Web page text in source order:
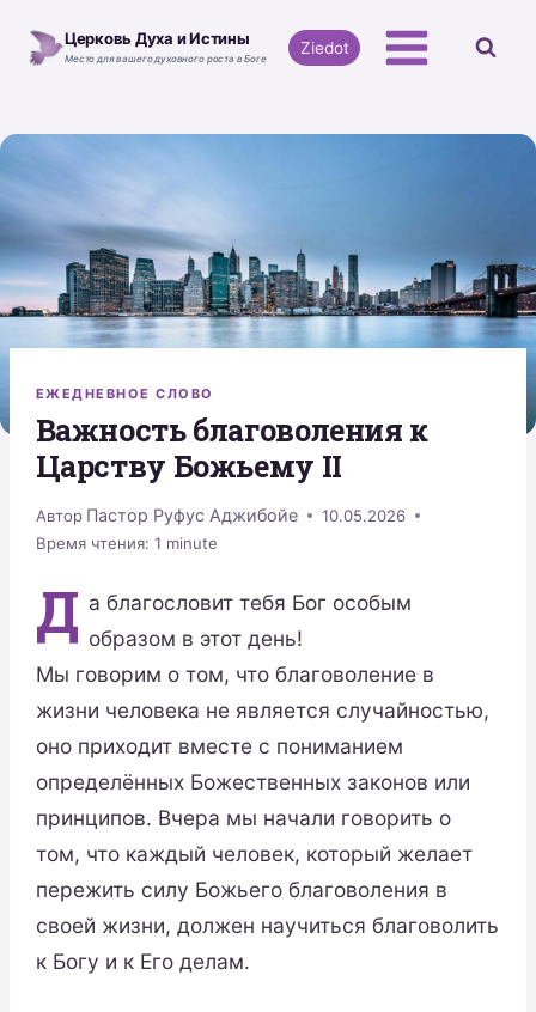
Церковь Духа и Истины
Место для вашего духовного роста в Боге
Ziedot
ЕЖЕДНЕВНОЕ СЛОВО
Bажность благоволения к
Царству Божьему II
Автор Пастор Руфус Аджибойе
10.05.2026
Время чтения: 1 minute
Д а благословит тебя Бог особым
образом в этот день!
Мы говорим о том, что благоволение в
жизни человека не является случайностью,
оно приходит вместе с пониманием
определённых Божественных законов или
принципов. Вчера мы начали говорить о
том, что каждый человек, который желает
пережить силу Божьего благоволения в
своей жизни, должен научиться благоволить
к Богу и к Его делам.